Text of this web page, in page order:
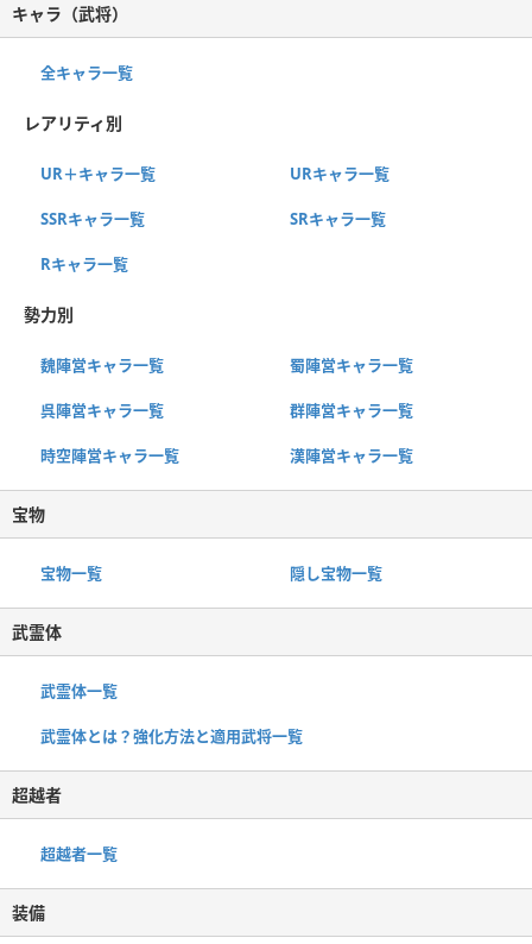
キャラ（武将）
全キャラ一覧
レアリティ別
UR＋キャラ一覧 URキャラ一覧
SSRキャラ一覧 SRキャラ一覧
Rキャラ一覧
勢力別
魏陣営キャラ一覧 蜀陣営キャラ一覧
呉陣営キャラ一覧 群陣営キャラ一覧
時空陣営キャラ一覧 漢陣営キャラ一覧
宝物
宝物一覧 隠し宝物一覧
武霊体
武霊体一覧
武霊体とは？強化方法と適用武将一覧
超越者
超越者一覧
装備